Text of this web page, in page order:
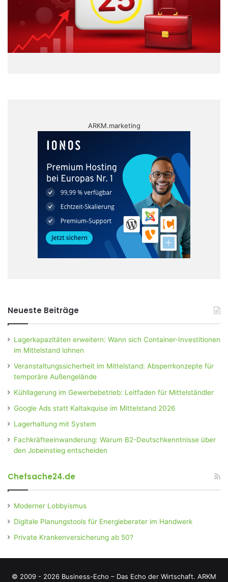
ARKM.marketing
Neueste Beiträge
Lagerkapazitäten erweitern: Wann sich Container-Investitionen
im Mittelstand lohnen
Veranstaltungssicherheit im Mittelstand: Absperrkonzepte für
temporäre Außengelände
Kühllagerung im Gewerbebetrieb: Leitfaden für Mittelständler
Google Ads statt Kaltakquise im Mittelstand 2026
Lagerhaltung mit System
Fachkräfteeinwanderung: Warum B2-Deutschkenntnisse über
den Jobeinstieg entscheiden
Chefsache24.de
Moderner Lobbyismus
Digitale Planungstools für Energieberater im Handwerk
Private Krankenversicherung ab 50?
© 2009 - 2026 Business-Echo – Das Echo der Wirtschaft. ARKM